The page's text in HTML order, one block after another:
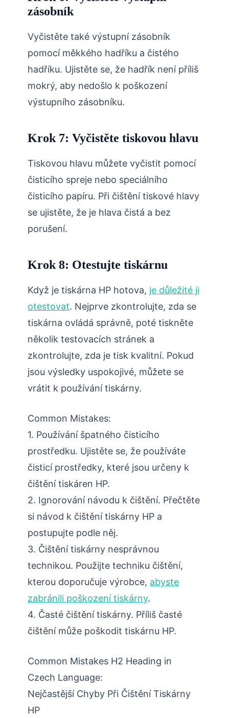
zásobník
Vyčistěte také výstupní zásobník
pomocí měkkého hadříku a čistého
hadříku. Ujistěte se, že hadřík není příliš
mokrý, aby nedošlo k poškození
výstupního zásobníku.
Krok 7: Vyčistěte tiskovou hlavu
Tiskovou hlavu můžete vyčistit pomocí
čisticího spreje nebo speciálního
čisticího papíru. Při čištění tiskové hlavy
se ujistěte, že je hlava čistá a bez
porušení.
Krok 8: Otestujte tiskárnu
Když je tiskárna HP hotova, je důležité ji
otestovat. Nejprve zkontrolujte, zda se
tiskárna ovládá správně, poté tiskněte
několik testovacích stránek a
zkontrolujte, zda je tisk kvalitní. Pokud
jsou výsledky uspokojivé, můžete se
vrátit k používání tiskárny.
Common Mistakes:
1. Používání špatného čisticího
prostředku. Ujistěte se, že používáte
čisticí prostředky, které jsou určeny k
čištění tiskáren HP.
2. Ignorování návodu k čištění. Přečtěte
si návod k čištění tiskárny HP a
postupujte podle něj.
3. Čištění tiskárny nesprávnou
technikou. Použijte techniku čištění,
kterou doporučuje výrobce, abyste
zabránili poškození tiskárny.
4. Časté čištění tiskárny. Příliš časté
čištění může poškodit tiskárnu HP.
Common Mistakes H2 Heading in
Czech Language:
Nejčastější Chyby Při Čištění Tiskárny
HP